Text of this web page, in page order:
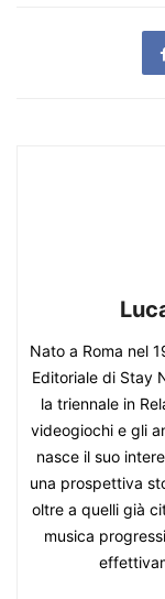
Nato a Roma nel
Editoriale di Stay
la triennale in
videogiochi e gli
nasce il suo
una prospettiva
oltre a quelli già
musica